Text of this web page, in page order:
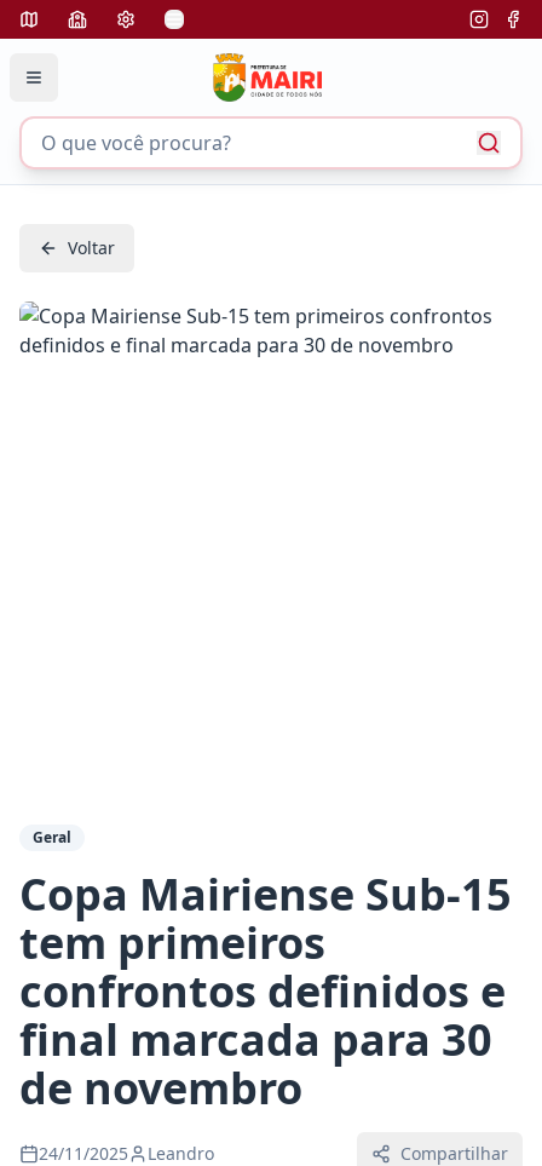
Voltar
Geral
Copa Mairiense Sub-15
tem primeiros
confrontos definidos e
final marcada para 30
de novembro
24/11/2025 Leandro Compartilhar